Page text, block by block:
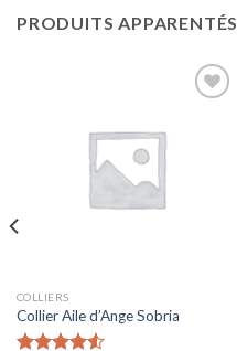
PRODUITS APPARENTÉS
COLLIERS
Collier Aile d’Ange Sobria